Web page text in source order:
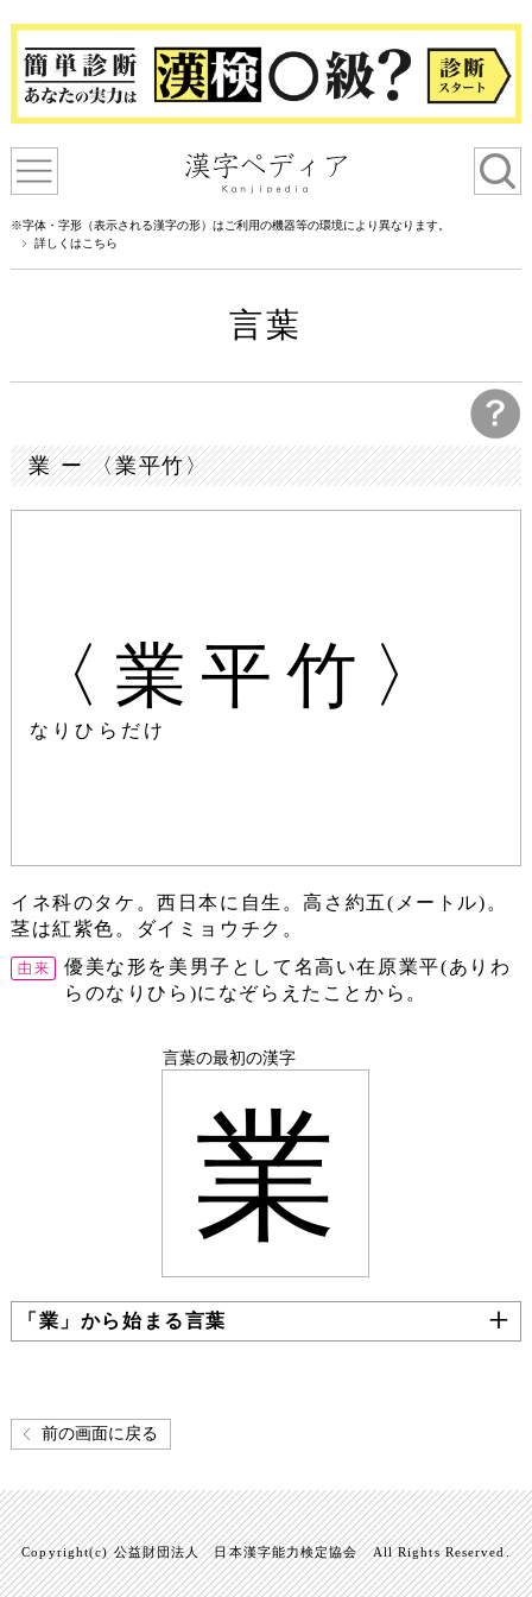
※字体・字形（表示される漢字の形）はご利用の機器等の環境により異なります。
詳しくはこちら
言葉
業 ー 〈業平竹〉
〈業平竹〉
なりひらだけ
イネ科のタケ。西日本に自生。高さ約五(メートル)。
茎は紅紫色。ダイミョウチク。
優美な形を美男子として名高い在原業平(ありわ
らのなりひら)になぞらえたことから。
言葉の最初の漢字
業
「業」から始まる言葉
前の画面に戻る
Copyright(c) 公益財団法人 日本漢字能力検定協会 All Rights Reserved.